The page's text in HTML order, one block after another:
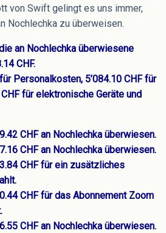
von Swift gelingt es uns immer,
Nochlechka zu überweisen.
an Nochlechka überwiesene
CHF.
Personalkosten, 5’084.10 CHF für
für elektronische Geräte und
CHF an Nochlechka überwiesen.
CHF an Nochlechka überwiesen.
CHF für ein zusätzliches
CHF für das Abonnement Zoom
CHF an Nochlechka überwiesen.